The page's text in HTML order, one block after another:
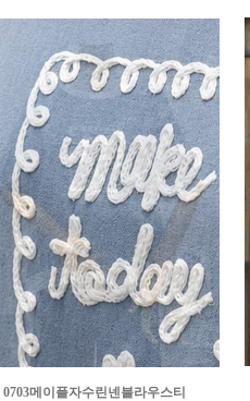
0703메이플자수린넨블라우스티